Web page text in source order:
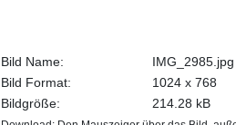
Bild Name:
IMG_2985.jpg
Bild Format:
1024 x 768
Bildgröße:
214.28 kB